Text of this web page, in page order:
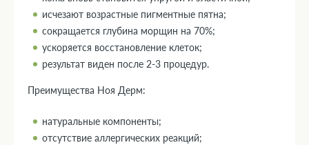
исчезают возрастные пигментные пятна;
сокращается глубина морщин на 70%;
ускоряется восстановление клеток;
результат виден после 2-3 процедур.
Преимущества Ноя Дерм:
натуральные компоненты;
отсутствие аллергических реакций;